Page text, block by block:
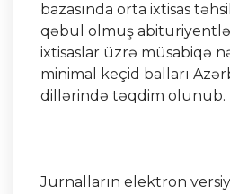
bazasında orta ixtisas
qəbul olmuş
ixtisaslar üzrə müsabiqə
minimal keçid balları
dillərində təqdim olunub.
Jurnalların elektron